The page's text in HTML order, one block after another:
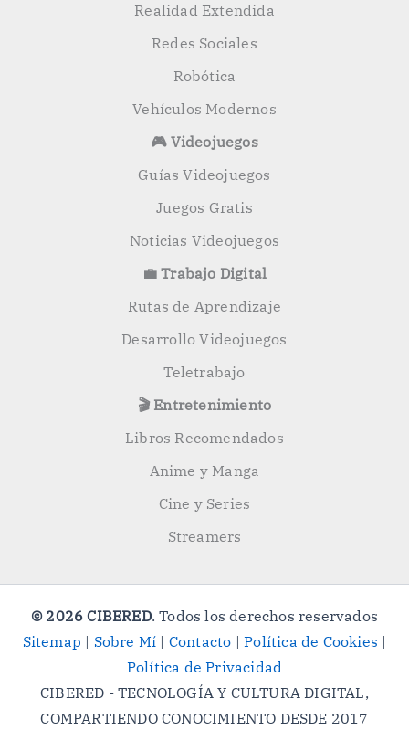
Realidad Extendida
Redes Sociales
Robótica
Vehículos Modernos
🎮 Videojuegos
Guías Videojuegos
Juegos Gratis
Noticias Videojuegos
💼 Trabajo Digital
Rutas de Aprendizaje
Desarrollo Videojuegos
Teletrabajo
🎬 Entretenimiento
Libros Recomendados
Anime y Manga
Cine y Series
Streamers
© 2026 CIBERED. Todos los derechos reservados
Sitemap | Sobre Mí | Contacto |Política de Cookies |
Política de Privacidad
CIBERED - TECNOLOGÍA Y CULTURA DIGITAL,
COMPARTIENDO CONOCIMIENTO DESDE 2017